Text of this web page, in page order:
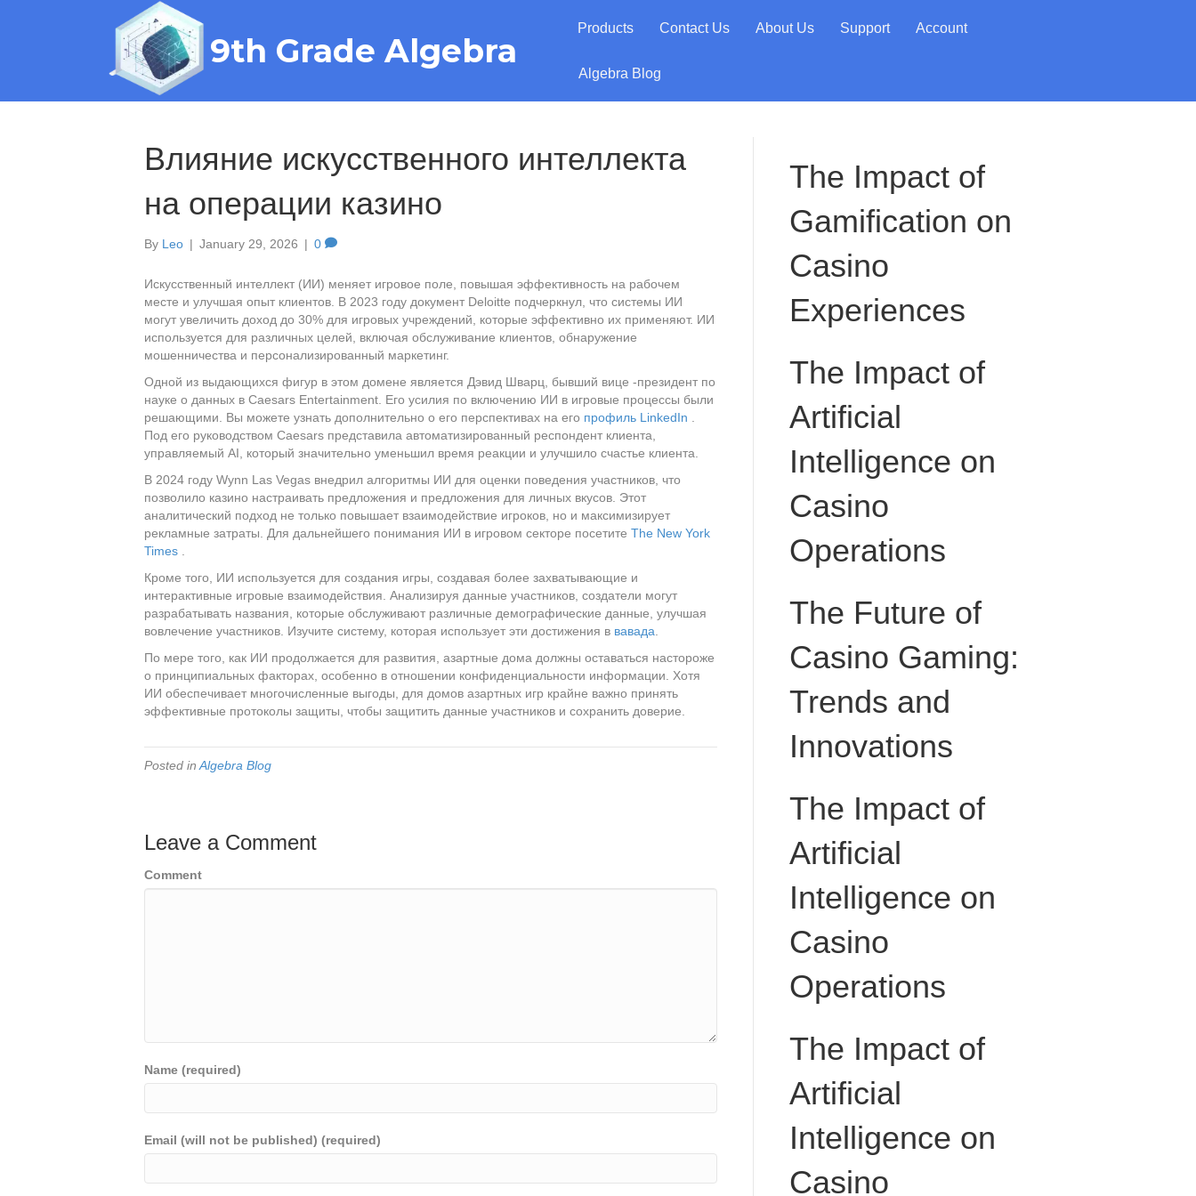
9th Grade Algebra
Products Contact Us About Us Support Account
Algebra Blog
Влияние искусственного интеллекта
на операции казино
By Leo | January 29, 2026 | 0
Искусственный интеллект (ИИ) меняет игровое поле, повышая эффективность на рабочем
месте и улучшая опыт клиентов. В 2023 году документ Deloitte подчеркнул, что системы ИИ
могут увеличить доход до 30% для игровых учреждений, которые эффективно их применяют. ИИ
используется для различных целей, включая обслуживание клиентов, обнаружение
мошенничества и персонализированный маркетинг.
Одной из выдающихся фигур в этом домене является Дэвид Шварц, бывший вице -президент по
науке о данных в Caesars Entertainment. Его усилия по включению ИИ в игровые процессы были
решающими. Вы можете узнать дополнительно о его перспективах на его профиль LinkedIn
Под его руководством Caesars представила автоматизированный респондент клиента,
управляемый AI, который значительно уменьшил время реакции и улучшило счастье клиента.
В 2024 году Wynn Las Vegas внедрил алгоритмы ИИ для оценки поведения участников, что
позволило казино настраивать предложения и предложения для личных вкусов. Этот
аналитический подход не только повышает взаимодействие игроков, но и максимизирует
рекламные затраты. Для дальнейшего понимания ИИ в игровом секторе посетите The New York
Times
Кроме того, ИИ используется для создания игры, создавая более захватывающие и
интерактивные игровые взаимодействия. Анализируя данные участников, создатели могут
разрабатывать названия, которые обслуживают различные демографические данные, улучшая
вовлечение участников. Изучите систему, которая использует эти достижения в вавада
По мере того, как ИИ продолжается для развития, азартные дома должны оставаться настороже
о принципиальных факторах, особенно в отношении конфиденциальности информации. Хотя
ИИ обеспечивает многочисленные выгоды, для домов азартных игр крайне важно принять
эффективные протоколы защиты, чтобы защитить данные участников и сохранить доверие.
Posted in Algebra Blog
Leave a Comment
Comment
Name (required)
Email (will not be published) (required)
The Impact of
Gamification on
Casino
Experiences
The Impact of
Artificial
Intelligence on
Casino
Operations
The Future of
Casino Gaming:
Trends and
Innovations
The Impact of
Artificial
Intelligence on
Casino
Operations
The Impact of
Artificial
Intelligence on
Casino